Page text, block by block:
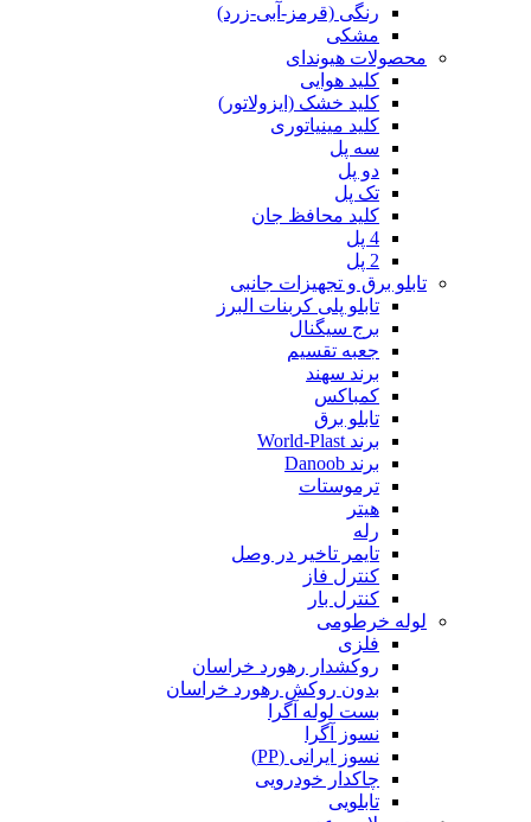
رنگی (قرمز-آبی-زرد)
مشکی
محصولات هیوندای
کلید هوایی
کلید خشک (ایزولاتور)
کلید مینیاتوری
سه پل
دو پل
تک پل
کلید محافظ جان
4 پل
2 پل
تابلو برق و تجهیزات جانبی
تابلو پلی کربنات البرز
برج سیگنال
جعبه تقسیم
برند سهند
کمباکس
تابلو برق
برند World-Plast
برند Danoob
ترموستات
هیتر
رله
تایمر تاخیر در وصل
کنترل فاز
کنترل بار
لوله خرطومی
فلزی
روکشدار رهورد خراسان
بدون روکش رهورد خراسان
بست لوله آگرا
نسوز آگرا
نسوز ایرانی (PP)
چاکدار خودرویی
تابلویی